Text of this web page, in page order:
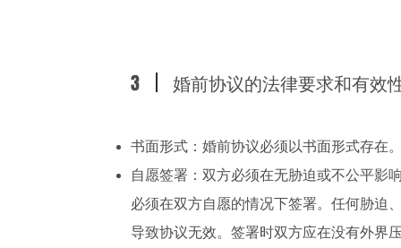
3 婚前协议的法律要求和有效
书面形式：婚前协议必须以书面形式存在
自愿签署：双方必须在无胁迫或不公平影
必须在双方自愿的情况下签署。任何胁迫
导致协议无效。签署时双方应在没有外界